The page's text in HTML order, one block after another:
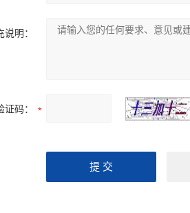
说明：
证码：